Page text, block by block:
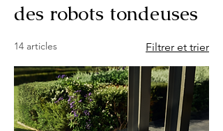
des robots tondeuses
14 articles Filtrer et trier